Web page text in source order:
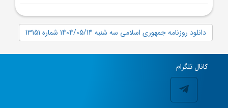
دانلود روزنامه جمهوری اسلامی سه شنبه 1404/05/14 شماره 13151
کانال تلگرام